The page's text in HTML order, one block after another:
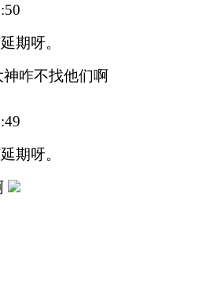
期呀。
咋不找他们啊
期呀。